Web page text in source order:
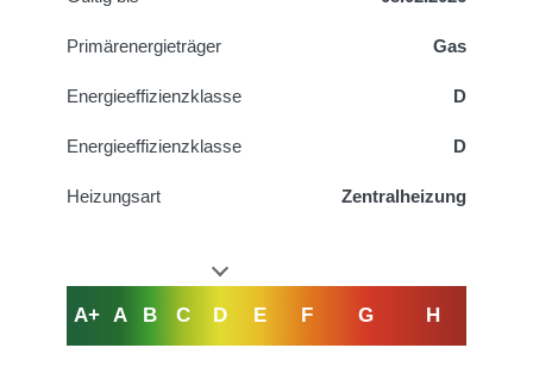
Primärenergieträger Gas
Energieeffizienzklasse D
Energieeffizienzklasse D
Heizungsart Zentralheizung
A+ A B C D E F G H